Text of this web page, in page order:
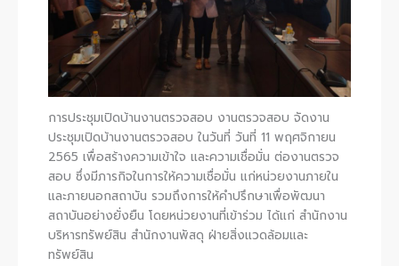
การประชุมเปิดบ้านงานตรวจสอบ งานตรวจสอบ จัดงาน
ประชุมเปิดบ้านงานตรวจสอบ ในวันที่ วันที่ 11 พฤศจิกายน
2565 เพื่อสร้างความเข้าใจ และความเชื่อมั่น ต่องานตรวจ
สอบ ซึ่งมีภารกิจในการให้ความเชื่อมั่น แก่หน่วยงานภายใน
และภายนอกสถาบัน รวมถึงการให้คำปรึกษาเพื่อพัฒนา
สถาบันอย่างยั่งยืน โดยหน่วยงานที่เข้าร่วม ได้แก่ สำนักงาน
บริหารทรัพย์สิน สำนักงานพัสดุ ฝ่ายสิ่งแวดล้อมและ
ทรัพย์สิน